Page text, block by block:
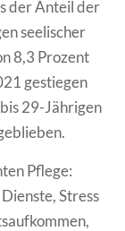
der Anteil der
seelischer
8,3 Prozent
gestiegen
29-Jährigen
Pflege:
Stress